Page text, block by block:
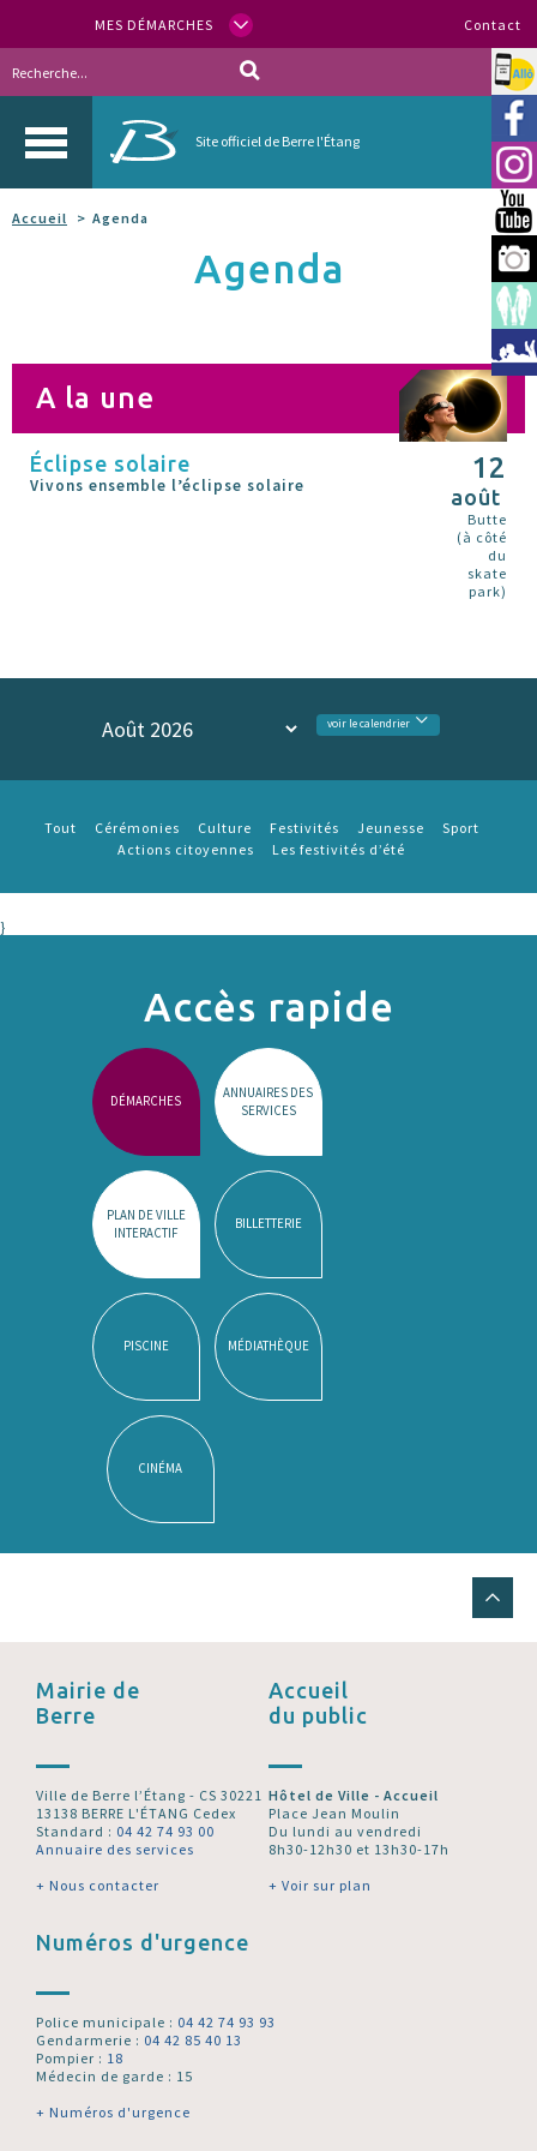
MES DÉMARCHES Contact
Site officiel de Berre l'Étang
Allo
Accueil Agenda
Agenda
A la une
Éclipse solaire
Vivons ensemble l’éclipse solaire
12
août
Butte
(à côté
du
skate
park)
voir le calendrier
Tout Cérémonies Culture Festivités Jeunesse
Sport
Actions citoyennes
Les festivités d’été
}
Accès rapide
DÉMARCHES
ANNUAIRES DES
SERVICES
PLAN DE VILLE
INTERACTIF
BILLETTERIE
PISCINE MÉDIATHÈQUE
CINÉMA
Mairie de
Berre
Ville de Berre l’Étang - CS 30221
13138 BERRE L'ÉTANG Cedex
Standard : 04 42 74 93 00
Annuaire des services
+ Nous contacter
Accueil
du public
Hôtel de Ville - Accueil
Place Jean Moulin
Du lundi au vendredi
8h30-12h30 et 13h30-17h
+ Voir sur plan
Numéros d'urgence
Police municipale : 04 42 74 93 93
Gendarmerie : 04 42 85 40 13
Pompier : 18
Médecin de garde : 15
+ Numéros d'urgence